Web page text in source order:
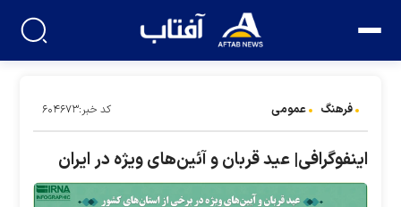
فرهنگ عمومی کد خبر:۶۰۴۶۷۳
اینفوگرافی| عید قربان و آئین‌های ویژه در ایران